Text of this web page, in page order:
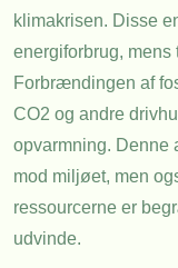
klimakrisen. Disse
energiforbrug, mens
Forbrændingen af
CO2 og andre
opvarmning. Denne
mod miljøet, men
ressourcerne er
udvinde.